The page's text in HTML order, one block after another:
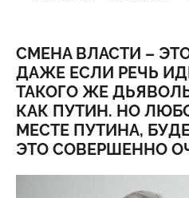
СМЕНА ВЛАСТИ –
ДАЖЕ ЕСЛИ РЕЧЬ
ТАКОГО ЖЕ
КАК ПУТИН. НО
МЕСТЕ ПУТИНА,
ЭТО СОВЕРШЕННО